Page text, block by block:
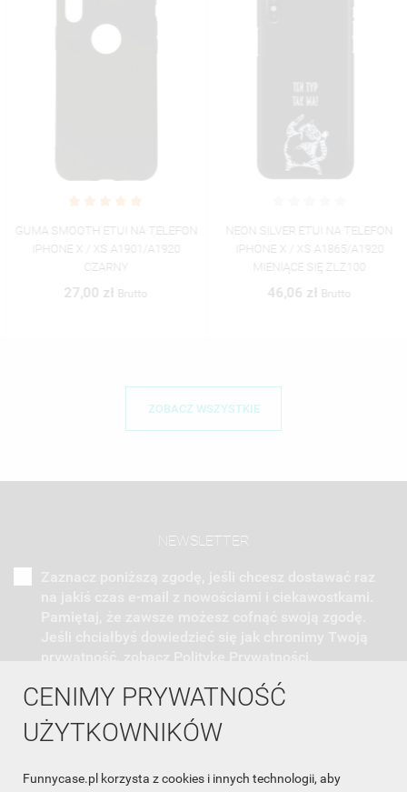
CENIMY PRYWATNOŚĆ
UŻYTKOWNIKÓW
Funnycase.pl korzysta z cookies i innych technologii, aby
GUMA SMOOTH ETUI NA TELEFON
IPHONE X / XS A1901/A1920
CZARNY
27,00 zł Brutto
NEON SILVER ETUI NA TELEFON
IPHONE X / XS A1865/A1920
MIENIĄCE SIĘ ZLZ100
46,06 zł Brutto
ZOBACZ WSZYSTKIE
NEWSLETTER
INFORMACJA O SKLEPIE